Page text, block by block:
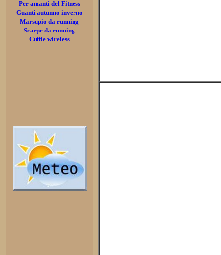
Per amanti del Fitness
Guanti autunno inverno
Marsupio da running
Scarpe da running
Cuffie wireless